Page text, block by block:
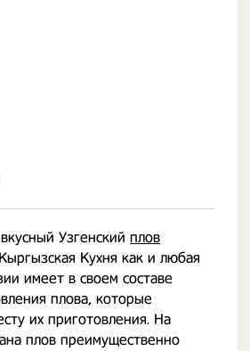
Узгенский плов
Кухня как и любая
имеет в своем составе
плова, которые
их приготовления. На
плов преимущественно